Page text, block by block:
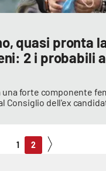
quasi pronta
2 i probabili
forte componente
Consiglio dell'ex
1 2